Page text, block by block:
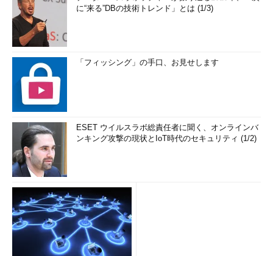
に“来る”DBの技術トレンド」とは (1/3)
「フィッシング」の手口、お見せします
ESET ウイルスラボ総責任者に聞く、オンラインバ
ンキング攻撃の現状とIoT時代のセキュリティ (1/2)